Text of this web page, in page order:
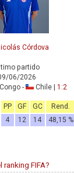
Córdova
partido
06/2026
-
Chile | 1:2
PP GF GC
Rend.
4 12 14 48,15 %
ranking FIFA?